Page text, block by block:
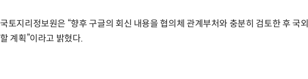
국토지리정보원은 “향후 구글의 회신 내용을 협의체 관계부처와 충분히 검토한 후 국
할 계획”이라고 밝혔다.